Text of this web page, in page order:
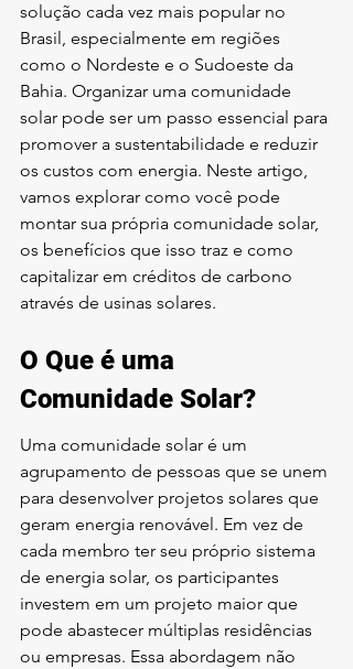
solução cada vez mais popular no
Brasil, especialmente em regiões
como o Nordeste e o Sudoeste da
Bahia. Organizar uma comunidade
solar pode ser um passo essencial para
promover a sustentabilidade e reduzir
os custos com energia. Neste artigo,
vamos explorar como você pode
montar sua própria comunidade solar,
os benefícios que isso traz e como
capitalizar em créditos de carbono
através de usinas solares.
O Que é uma
Comunidade Solar?
Uma comunidade solar é um
agrupamento de pessoas que se unem
para desenvolver projetos solares que
geram energia renovável. Em vez de
cada membro ter seu próprio sistema
de energia solar, os participantes
investem em um projeto maior que
pode abastecer múltiplas residências
ou empresas. Essa abordagem não